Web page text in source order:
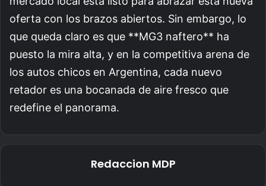
oferta con los brazos abiertos. Sin embargo, lo
que queda claro es que **MG3 naftero** ha
puesto la mira alta, y en la competitiva arena de
los autos chicos en Argentina, cada nuevo
retador es una bocanada de aire fresco que
redefine el panorama.
Redaccion MDP